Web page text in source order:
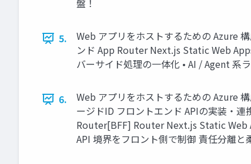
盤！
5.
Web アプリをホストするための Azure
ンド App Router Next.js Static Web
バーサイド処理の一体化 • AI / Agent 系
6.
Web アプリをホストするための Azure
ージドID フロントエンド APIの実装・
Router[BFF] Router Next.js Static Web
API 境界をフロント側で制御 責任分離と